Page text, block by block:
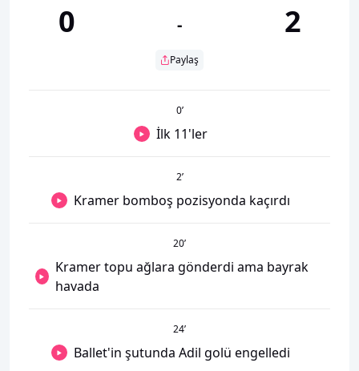
0 -
Paylaş
2
0’
İlk 11'ler
2’
Kramer bomboş pozisyonda kaçırdı
20’
Kramer topu ağlara gönderdi ama bayrak
havada
24’
Ballet'in şutunda Adil golü engelledi